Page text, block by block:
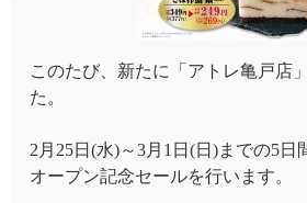
このたび、新たに「アトレ亀戸店
た。
2月25日(水)～3月1日(日)までの5日
オープン記念セールを行います。